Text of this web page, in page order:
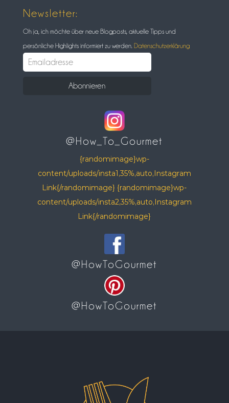
Newsletter:
Oh ja, ich möchte über neue Blogposts, aktuelle Tipps und
persönliche Highlights informiert zu werden. Datenschutzerklärung
@How_To_Gourmet
{randomimage}wp-
content/uploads/insta1,35%,auto,Instagram
Link{/randomimage} {randomimage}wp-
content/uploads/insta2,35%,auto,Instagram
Link{/randomimage}
@HowToGourmet
@HowToGourmet